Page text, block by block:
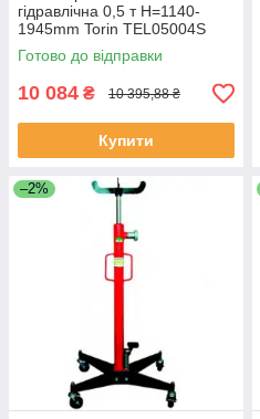
гідравлічна 0,5 т Н=1140-
1945mm Torin TEL05004S
(Китай)
Готово до відправки
10 084 ₴ 10 395,88 ₴
Купити
–2%